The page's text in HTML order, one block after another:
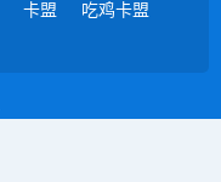
卡盟 吃鸡卡盟